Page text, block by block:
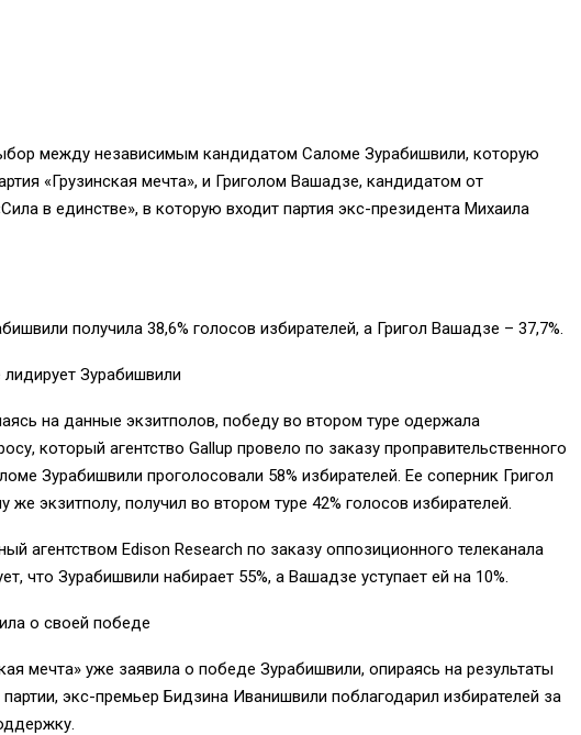
между независимым кандидатом Саломе Зурабишвили, которую
«Грузинская мечта», и Григолом Вашадзе, кандидатом от
в единстве», в которую входит партия экс-президента Михаила
получила 38,6% голосов избирателей, а Григол Вашадзе – 37,7%.
Зурабишвили
на данные экзитполов, победу во втором туре одержала
который агентство Gallup провело по заказу проправительственного
Зурабишвили проголосовали 58% избирателей. Ее соперник Григол
же экзитполу, получил во втором туре 42% голосов избирателей.
агентством Edison Research по заказу оппозиционного телеканала
что Зурабишвили набирает 55%, а Вашадзе уступает ей на 10%.
о своей победе
мечта» уже заявила о победе Зурабишвили, опираясь на результаты
экс-премьер Бидзина Иванишвили поблагодарил избирателей за